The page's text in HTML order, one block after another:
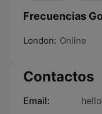
Frecuencias
London: Online
Contactos
Email: